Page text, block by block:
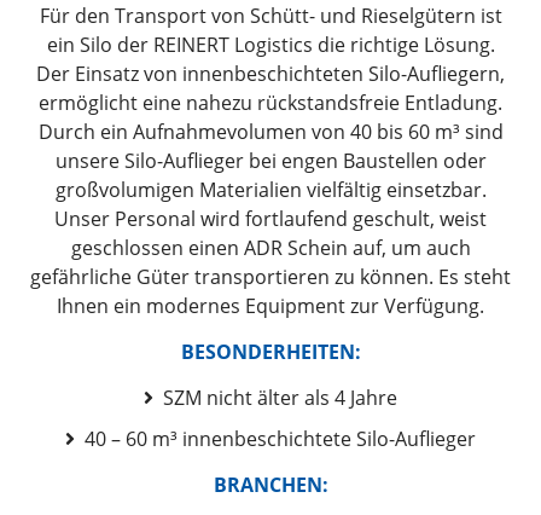
Für den Transport von Schütt- und Rieselgütern ist
ein Silo der REINERT Logistics die richtige Lösung.
Der Einsatz von innenbeschichteten Silo-Aufliegern,
ermöglicht eine nahezu rückstandsfreie Entladung.
Durch ein Aufnahmevolumen von 40 bis 60 m³ sind
unsere Silo-Auflieger bei engen Baustellen oder
großvolumigen Materialien vielfältig einsetzbar.
Unser Personal wird fortlaufend geschult, weist
geschlossen einen ADR Schein auf, um auch
gefährliche Güter transportieren zu können. Es steht
Ihnen ein modernes Equipment zur Verfügung.
BESONDERHEITEN:
SZM nicht älter als 4 Jahre
40 – 60 m³ innenbeschichtete Silo-Auflieger
BRANCHEN: